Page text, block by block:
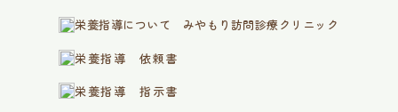
栄養指導について みやもり訪問診療クリニック
栄養指導 依頼書
栄養指導 指示書